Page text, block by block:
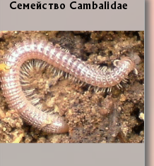
Се­мей­ство Cambalidae